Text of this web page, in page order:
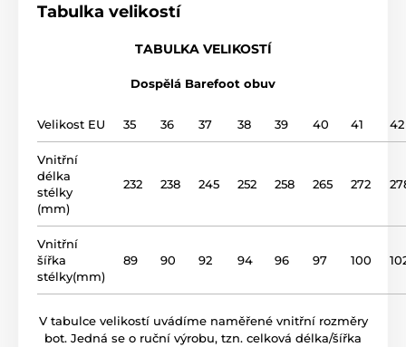
vycházková obuv
kůže
podšívka kůže
podrážka
gumová podrážka (no
název modelu
Tabulka velikostí
TABULKA VELIKOSTÍ
Dospělá Barefoot obuv
Velikost EU 35 36 37 38 39 40 41 42
Vnitřní
délka
stélky
(mm)
232 238 245 252 258 265 272
Vnitřní
šířka
stélky(mm)
89 90 92 94 96 97 100
V tabulce velikostí uvádíme naměřené vnitřní rozměry
bot. Jedná se o ruční výrobu, tzn. celková délka/šířka